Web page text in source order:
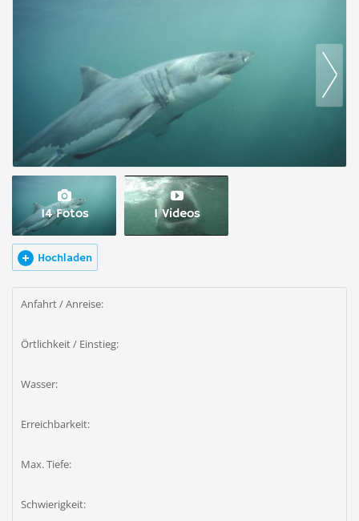
14 Fotos 1 Videos
Hochladen
Anfahrt / Anreise:
Örtlichkeit / Einstieg:
Wasser:
Erreichbarkeit:
Max. Tiefe:
Schwierigkeit: